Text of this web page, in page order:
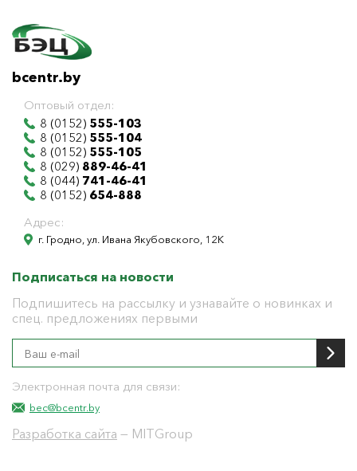
bcentr.by
Оптовый отдел:
8 (0152) 555-103
8 (0152) 555-104
8 (0152) 555-105
8 (029) 889-46-41
8 (044) 741-46-41
8 (0152) 654-888
Адрес:
г. Гродно, ул. Ивана Якубовского, 12К
Подписаться на новости
Подпишитесь на рассылку и узнавайте о новинках и
спец. предложениях первыми
Электронная почта для связи:
bec@bcentr.by
Разработка сайта — MITGroup